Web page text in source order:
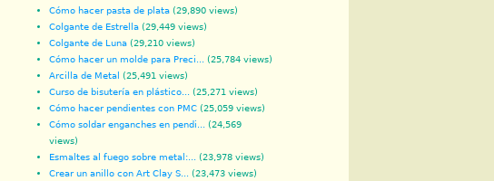
Cómo hacer pasta de plata (29,890 views)
Colgante de Estrella (29,449 views)
Colgante de Luna (29,210 views)
Cómo hacer un molde para Preci...
(25,784 views)
Arcilla de Metal (25,491 views)
Curso de bisutería en plástico...
(25,271 views)
Cómo hacer pendientes con PMC (25,059 views)
Cómo soldar enganches en pendi...
(24,569
views)
Esmaltes al fuego sobre metal:...
(23,978 views)
Crear un anillo con Art Clay S...
(23,473 views)